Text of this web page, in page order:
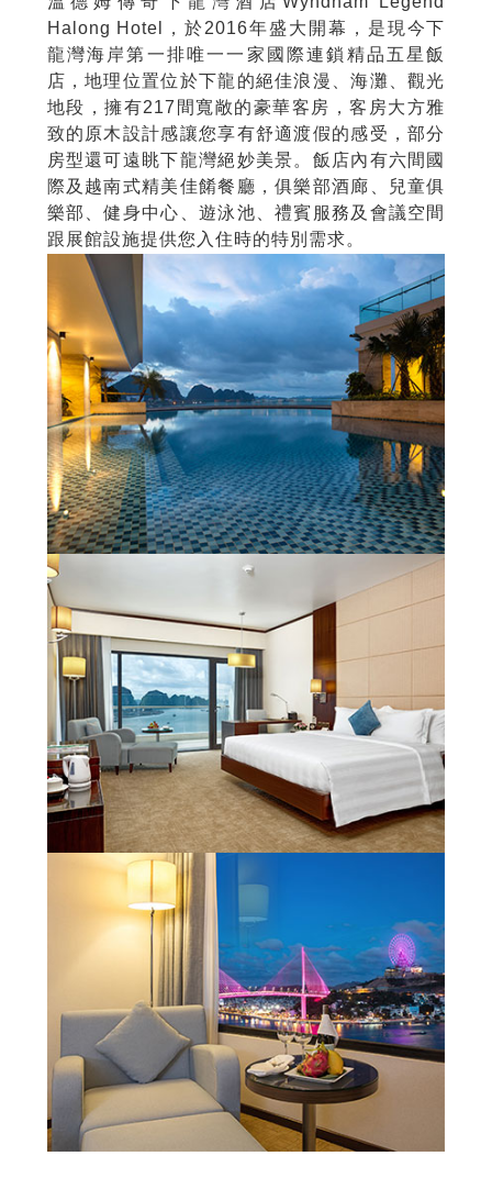
Halong Hotel，於2016年盛大開幕，是現今下
龍灣海岸第一排唯一一家國際連鎖精品五星飯
店，地理位置位於下龍的絕佳浪漫、海灘、觀光
地段，擁有217間寬敞的豪華客房，客房大方雅
致的原木設計感讓您享有舒適渡假的感受，部分
房型還可遠眺下龍灣絕妙美景。飯店內有六間國
際及越南式精美佳餚餐廳，俱樂部酒廊、兒童俱
樂部、健身中心、遊泳池、禮賓服務及會議空間
跟展館設施提供您入住時的特別需求。